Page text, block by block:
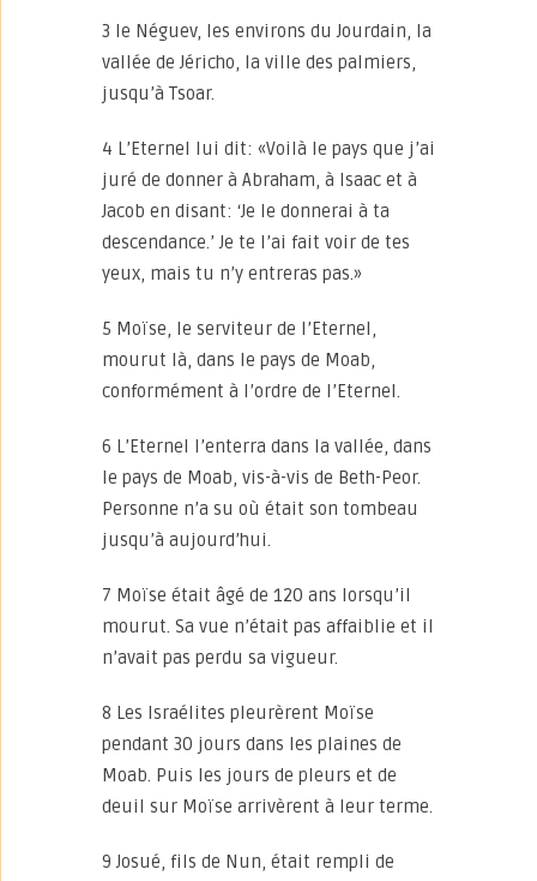
3 le Néguev, les environs du Jourdain, la
vallée de Jéricho, la ville des palmiers,
jusqu’à Tsoar.
4 L’Eternel lui dit: «Voilà le pays que j’ai
juré de donner à Abraham, à Isaac et à
Jacob en disant: ‘Je le donnerai à ta
descendance.’ Je te l’ai fait voir de tes
yeux, mais tu n’y entreras pas.»
5 Moïse, le serviteur de l’Eternel,
mourut là, dans le pays de Moab,
conformément à l’ordre de l’Eternel.
6 L’Eternel l’enterra dans la vallée, dans
le pays de Moab, vis-à-vis de Beth-Peor.
Personne n’a su où était son tombeau
jusqu’à aujourd’hui.
7 Moïse était âgé de 120 ans lorsqu’il
mourut. Sa vue n’était pas affaiblie et il
n’avait pas perdu sa vigueur.
8 Les Israélites pleurèrent Moïse
pendant 30 jours dans les plaines de
Moab. Puis les jours de pleurs et de
deuil sur Moïse arrivèrent à leur terme.
9 Josué, fils de Nun, était rempli de